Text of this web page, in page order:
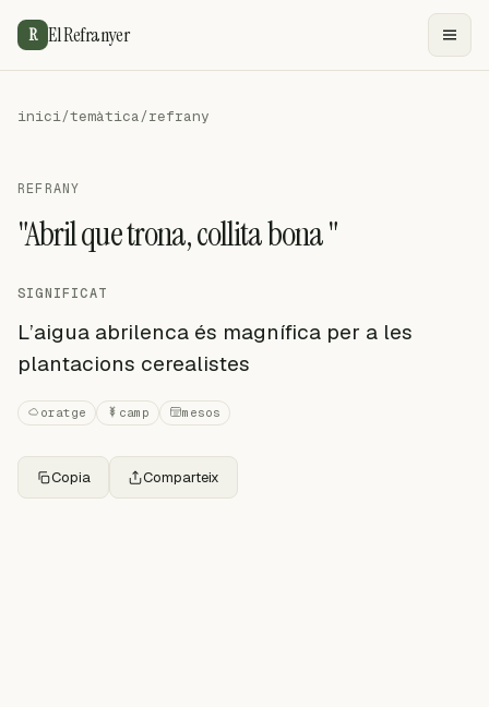
R El Refranyer
inici/temàtica/refrany
REFRANY
"Abril que trona, collita bona "
SIGNIFICAT
L’aigua abrilenca és magnífica per a les
plantacions cerealistes
oratge camp mesos
Copia Comparteix